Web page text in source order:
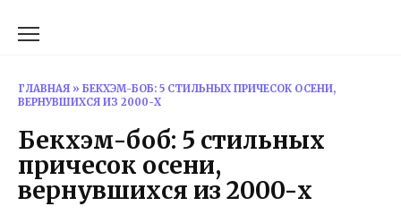
ГЛАВНАЯ » БЕКХЭМ-БОБ: 5 СТИЛЬНЫХ ПРИЧЕСОК ОСЕНИ,
ВЕРНУВШИХСЯ ИЗ 2000-Х
Бекхэм-боб: 5 стильных
причесок осени,
вернувшихся из 2000-х